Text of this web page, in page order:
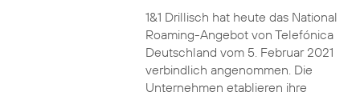
1&1 Drillisch hat heute das National
Roaming-Angebot von Telefónica
Deutschland vom 5. Februar 2021
verbindlich angenommen. Die
Unternehmen etablieren ihre